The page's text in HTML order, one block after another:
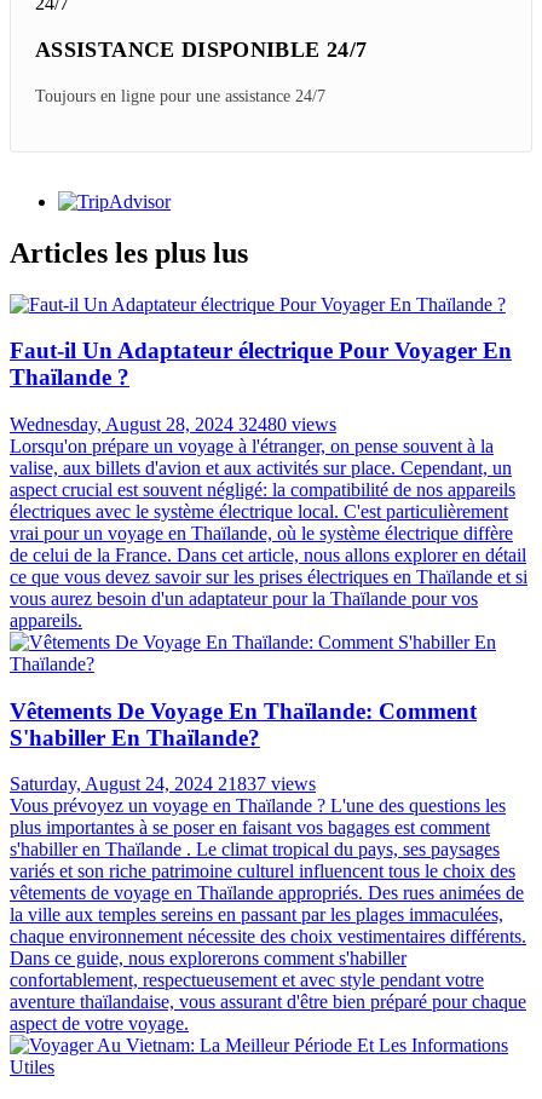
ASSISTANCE DISPONIBLE 24/7
Toujours en ligne pour une assistance 24/7
Articles les plus lus
Faut-il Un Adaptateur électrique Pour Voyager En
Thaïlande ?
Wednesday, August 28, 2024 32480 views
Lorsqu'on prépare un voyage à l'étranger, on pense souvent à la
valise, aux billets d'avion et aux activités sur place. Cependant, un
aspect crucial est souvent négligé: la compatibilité de nos appareils
électriques avec le système électrique local. C'est particulièrement
vrai pour un voyage en Thaïlande, où le système électrique diffère
de celui de la France. Dans cet article, nous allons explorer en détail
ce que vous devez savoir sur les prises électriques en Thaïlande et si
vous aurez besoin d'un adaptateur pour la Thaïlande pour vos
appareils.
Vêtements De Voyage En Thaïlande: Comment
S'habiller En Thaïlande?
Saturday, August 24, 2024 21837 views
Vous prévoyez un voyage en Thaïlande ? L'une des questions les
plus importantes à se poser en faisant vos bagages est comment
s'habiller en Thaïlande . Le climat tropical du pays, ses paysages
variés et son riche patrimoine culturel influencent tous le choix des
vêtements de voyage en Thaïlande appropriés. Des rues animées de
la ville aux temples sereins en passant par les plages immaculées,
chaque environnement nécessite des choix vestimentaires différents.
Dans ce guide, nous explorerons comment s'habiller
confortablement, respectueusement et avec style pendant votre
aventure thaïlandaise, vous assurant d'être bien préparé pour chaque
aspect de votre voyage.